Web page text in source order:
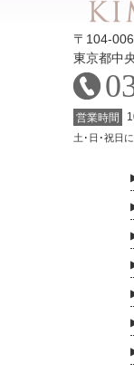
〒104-
東京都中
営業時間
土･日･祝日